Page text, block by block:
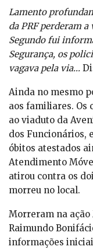
Lamento
da PRF perderam a
Segundo fui
Segurança, os
vagava pela via…
Ainda no mesmo
aos familiares.
ao viaduto da
dos Funcionários,
óbitos atestados
Atendimento
atirou contra os
morreu no local.
Morreram na ação
Raimundo
informações